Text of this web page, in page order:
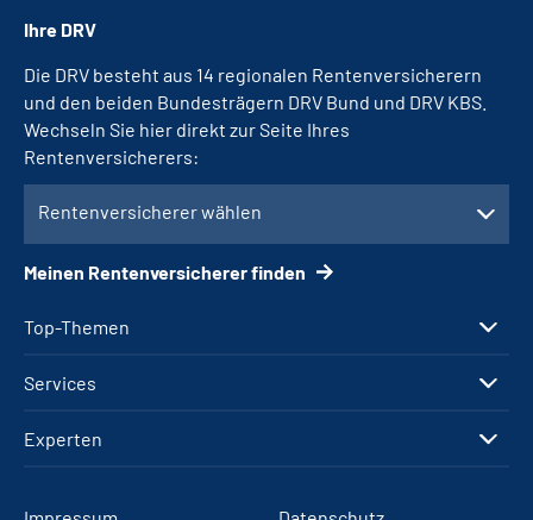
Top-Themen
Services
Experten
Ihre DRV
Die DRV besteht aus 14 regionalen Rentenversicherern
und den beiden Bundesträgern DRV Bund und DRV KBS.
Wechseln Sie hier direkt zur Seite Ihres
Rentenversicherers:
Rentenversicherer wählen
Meinen Rentenversicherer finden